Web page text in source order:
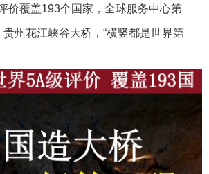
价覆盖193个国家，全球服务中心第
州花江峡谷大桥，“横竖都是世界第